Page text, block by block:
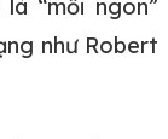
“mồi ngon”
như Robert